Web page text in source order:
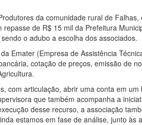
da comunidade rural de
repasse de R$ 15 mil da Prefeitura
o adubo a escolha dos associados.
Emater (Empresa de Assistência
cotação de preços, emissão de
com articulação, abrir uma conta em
que também acompanha a
desse recurso, a associação
estamos em fase de análise, junto